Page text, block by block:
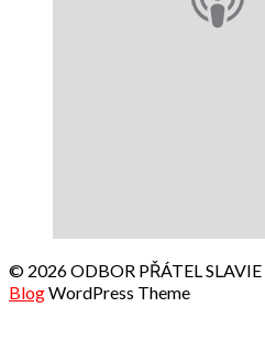
© 2026 ODBOR PŘÁTEL SLAVIE
BlogWordPress Theme